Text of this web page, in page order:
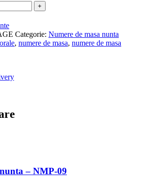
Categorie: Numere de masa nunta
, numere de masa, numere de masa
– NMP-09